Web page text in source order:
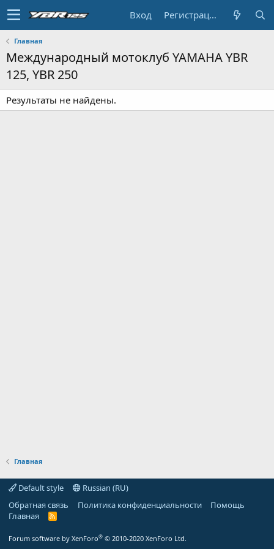
Вход Регистрация
Главная
Международный мотоклуб YAMAHA YBR
125, YBR 250
Результаты не найдены.
Главная
Default style
Russian (RU)
Обратная связь
Политика конфиденциальности
Помощь
Главная
R
Forum software by XenForo® © 2010-2020 XenForo Ltd.